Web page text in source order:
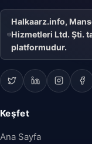
Halkaarz.info,
Hizmetleri Ltd. Şti.
platformudur.
Keşfet
Ana Sayfa